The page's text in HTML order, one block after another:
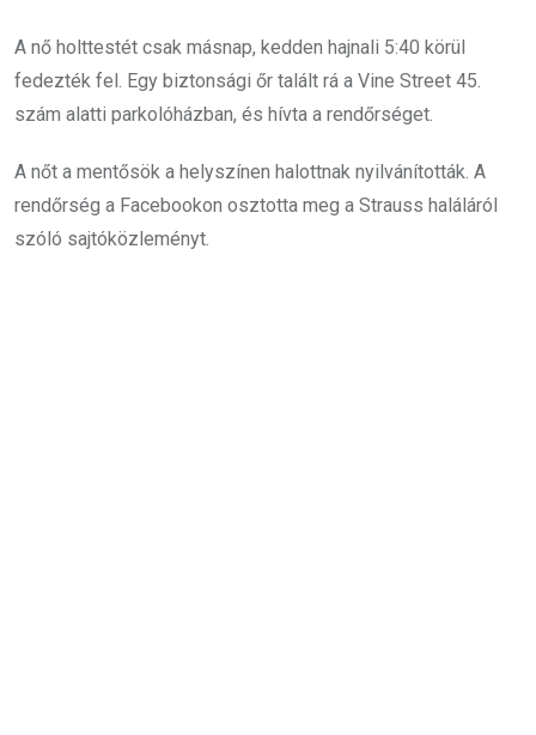
A nő holttestét csak másnap, kedden hajnali 5:40 körül
fedezték fel. Egy biztonsági őr talált rá a Vine Street 45.
szám alatti parkolóházban, és hívta a rendőrséget.
A nőt a mentősök a helyszínen halottnak nyilvánították. A
rendőrség a Facebookon osztotta meg a Strauss haláláról
szóló sajtóközleményt.